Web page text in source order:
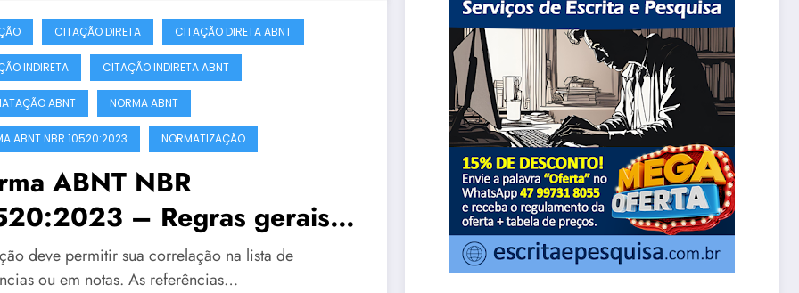
CITAÇÃO DIRETA CITAÇÃO DIRETA ABNT
INDIRETA CITAÇÃO INDIRETA ABNT
ABNT NORMA ABNT
ABNT NBR 10520:2023 NORMATIZAÇÃO
ABNT NBR
– Regras gerais –
1
deve permitir sua correlação na lista de
ou em notas. As referências…